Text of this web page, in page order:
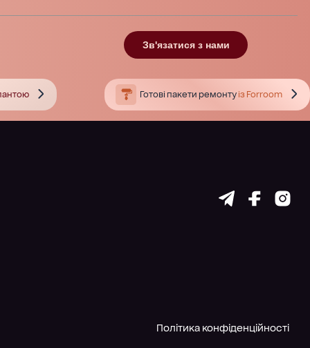
Зв'язатися з нами
Готові пакети ремонтуіз Forroom
Політика конфіденційності